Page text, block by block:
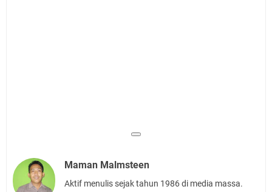
Maman Malmsteen
Aktif menulis sejak tahun 1986 di media massa.